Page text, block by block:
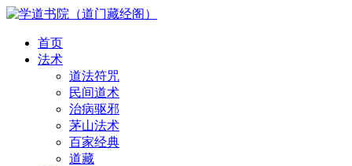
首页
法术
道法符咒
民间道术
治病驱邪
茅山法术
百家经典
道藏